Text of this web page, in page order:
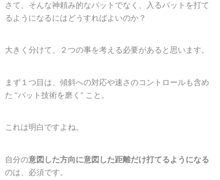
さて、そんな神頼み的なパットでなく、入るパットを打て
るようになるにはどうすればよいのか？
大きく分けて、２つの事を考える必要があると思います。
まず１つ目は、傾斜への対応や速さのコントロールも含め
た ”パット技術を磨く ” こと。
これは明白ですよね。
自分の意図した方向に意図した距離だけ打てるようになる
のは、必須です。